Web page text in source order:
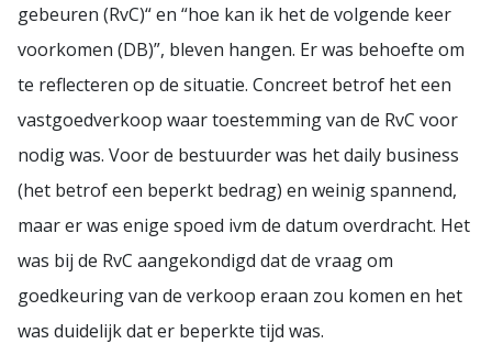
gebeuren (RvC)“ en “hoe kan ik het de volgende keer
voorkomen (DB)”, bleven hangen. Er was behoefte om
te reflecteren op de situatie. Concreet betrof het een
vastgoedverkoop waar toestemming van de RvC voor
nodig was. Voor de bestuurder was het daily business
(het betrof een beperkt bedrag) en weinig spannend,
maar er was enige spoed ivm de datum overdracht. Het
was bij de RvC aangekondigd dat de vraag om
goedkeuring van de verkoop eraan zou komen en het
was duidelijk dat er beperkte tijd was.